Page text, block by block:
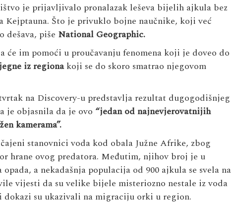
je prijavljivalo pronalazak leševa bijelih ajkula bez
Što je privuklo bojne naučnike, koji već
dešava, piše National Geographic.
im pomoći u proučavanju fenomena koji je doveo do
egne iz regionakoji se do skoro smatrao njegovom
na Discovery-u predstavlja rezultat dugogodišnjeg
je objasnila da je ovo “jedan od najnevjerovatnijih
kamerama”.
stanovnici voda kod obala Južne Afrike, zbog
hrane ovog predatora. Međutim, njihov broj je u
a nekadašnja populacija od 900 ajkula se svela na
vijesti da su velike bijele misteriozno nestale iz voda
su ukazivali na migraciju orki u region.